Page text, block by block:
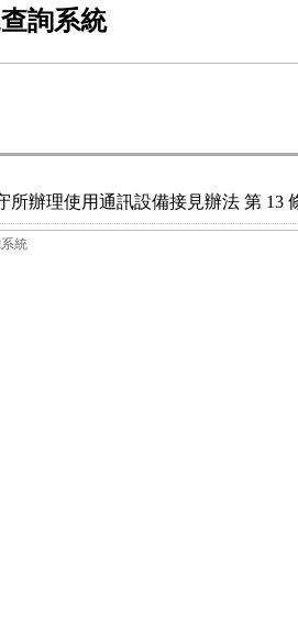
詢系統
所辦理使用通訊設備接見辦法 第 13
統